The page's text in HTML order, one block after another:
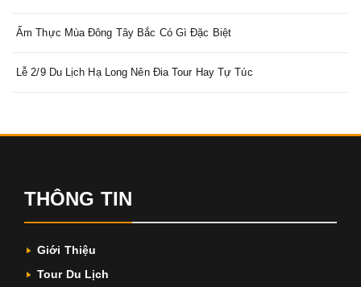
Ẩm Thực Mùa Đông Tây Bắc Có Gì Đặc Biệt
Lễ 2/9 Du Lịch Hạ Long Nên Đia Tour Hay Tự Túc
THÔNG TIN
Giới Thiệu
Tour Du Lịch